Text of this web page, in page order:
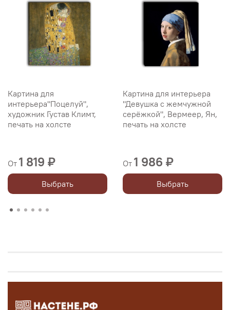
Картина для
интерьера"Поцелуй",
художник Густав Климт,
печать на холсте
От 1 819 ₽
Выбрать
Картина для интерьера
"Девушка с жемчужной
серёжкой", Вермеер, Ян,
печать на холсте
От 1 986 ₽
Выбрать